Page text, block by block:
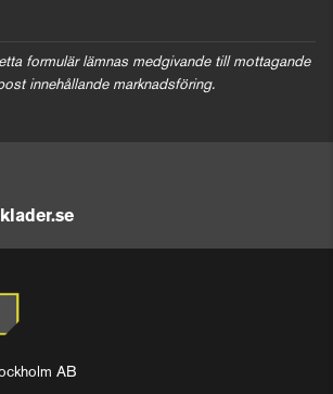
formulär lämnas medgivande till mottagande
innehållande marknadsföring.
AB